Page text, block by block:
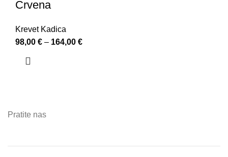
Crvena
Krevet Kadica
98,00 € – 164,00 €
Pratite nas